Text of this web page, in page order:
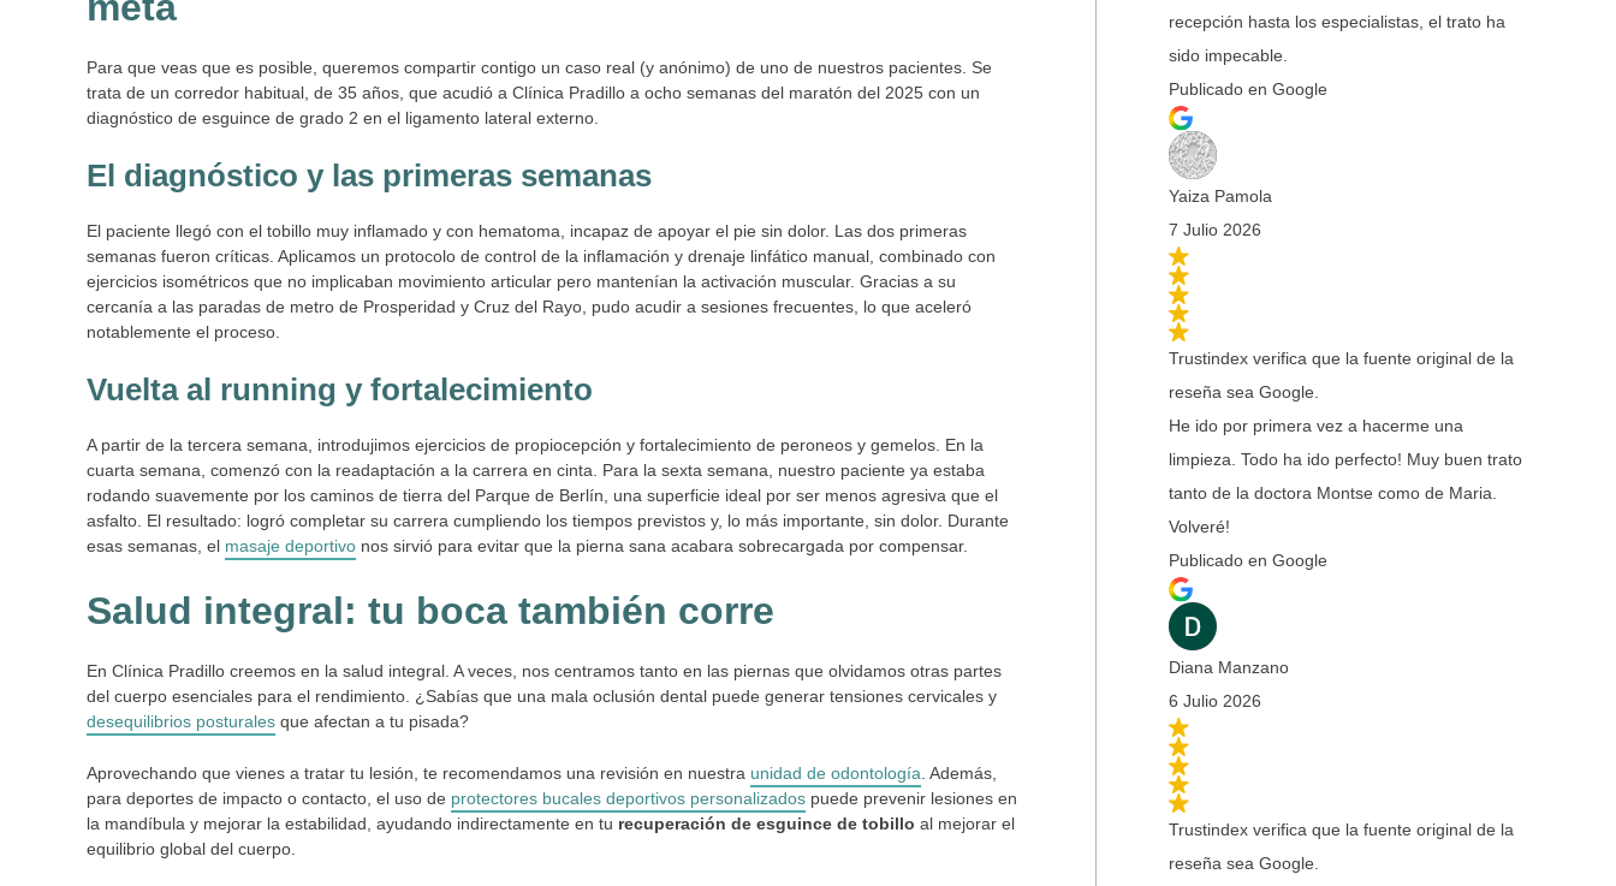
Para que veas que es posible, queremos compartir contigo un caso real (y anónimo) de uno de nuestros pacientes. Se
trata de un corredor habitual, de 35 años, que acudió a Clínica Pradillo a ocho semanas del maratón del 2025 con un
diagnóstico de esguince de grado 2 en el ligamento lateral externo.
El diagnóstico y las primeras semanas
El paciente llegó con el tobillo muy inflamado y con hematoma, incapaz de apoyar el pie sin dolor. Las dos primeras
semanas fueron críticas. Aplicamos un protocolo de control de la inflamación y drenaje linfático manual, combinado con
ejercicios isométricos que no implicaban movimiento articular pero mantenían la activación muscular. Gracias a su
cercanía a las paradas de metro de Prosperidad y Cruz del Rayo, pudo acudir a sesiones frecuentes, lo que aceleró
notablemente el proceso.
Vuelta al running y fortalecimiento
A partir de la tercera semana, introdujimos ejercicios de propiocepción y fortalecimiento de peroneos y gemelos. En la
cuarta semana, comenzó con la readaptación a la carrera en cinta. Para la sexta semana, nuestro paciente ya estaba
rodando suavemente por los caminos de tierra del Parque de Berlín, una superficie ideal por ser menos agresiva que el
asfalto. El resultado: logró completar su carrera cumpliendo los tiempos previstos y, lo más importante, sin dolor. Durante
esas semanas, el masaje deportivo nos sirvió para evitar que la pierna sana acabara sobrecargada por compensar.
Salud integral: tu boca también corre
En Clínica Pradillo creemos en la salud integral. A veces, nos centramos tanto en las piernas que olvidamos otras partes
del cuerpo esenciales para el rendimiento. ¿Sabías que una mala oclusión dental puede generar tensiones cervicales y
desequilibrios posturales que afectan a tu pisada?
Aprovechando que vienes a tratar tu lesión, te recomendamos una revisión en nuestra unidad de odontología . Además,
para deportes de impacto o contacto, el uso de protectores bucales deportivos personalizados puede prevenir lesiones en
la mandíbula y mejorar la estabilidad, ayudando indirectamente en tu recuperación de esguince de tobillo al mejorar el
equilibrio global del cuerpo.
recepción hasta los especialistas, el trato ha
sido impecable.
Publicado en Google
Yaiza Pamola
7 Julio 2026
Trustindex verifica que la fuente original de la
reseña sea Google.
He ido por primera vez a hacerme una
limpieza. Todo ha ido perfecto! Muy buen trato
tanto de la doctora Montse como de Maria.
Volveré!
Publicado en Google
Diana Manzano
6 Julio 2026
Trustindex verifica que la fuente original de la
reseña sea Google.